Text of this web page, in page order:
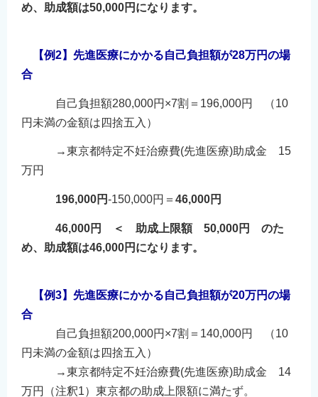
め、 助成額は50,000円 になります。
【例2】先進医療にかかる自己負担額が28万円の場
合
自己負担額280,000円×7割＝196,000円 （10
円未満の金額は四捨五入）
→東京都特定不妊治療費(先進医療)助成金 15
万円
196,000円-150,000円＝ 46,000円
46,000円
＜ 助成上限額 50,000円 のた
め、 助成額は46,000円 になります。
【例3】先進医療にかかる自己負担額が20万円の場
合
自己負担額200,000円×7割＝140,000円 （10
円未満の金額は四捨五入）
→東京都特定不妊治療費(先進医療)助成金 14
万円（注釈1）東京都の助成上限額に満たず。